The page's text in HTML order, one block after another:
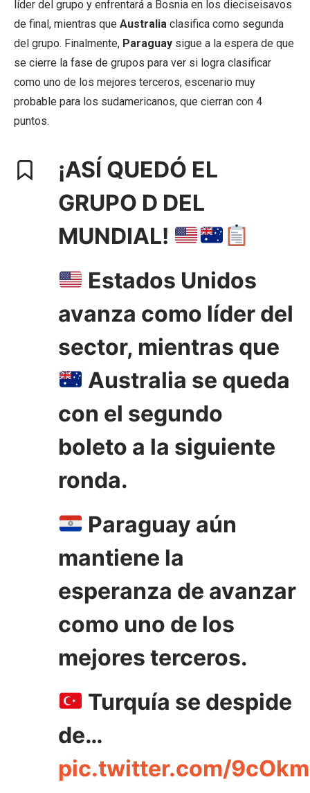
líder del grupo y enfrentará a Bosnia en los dieciseisavos
de final, mientras que Australia clasifica como segunda
del grupo. Finalmente, Paraguay sigue a la espera de que
se cierre la fase de grupos para ver si logra clasificar
como uno de los mejores terceros, escenario muy
probable para los sudamericanos, que cierran con 4
puntos.
¡ASÍ QUEDÓ EL
GRUPO D DEL
MUNDIAL!
Estados Unidos
avanza como líder del
sector, mientras que
Australia se queda
con el segundo
boleto a la siguiente
ronda.
Paraguay aún
mantiene la
esperanza de avanzar
como uno de los
mejores terceros.
Turquía se despide
de…
pic.twitter.com/